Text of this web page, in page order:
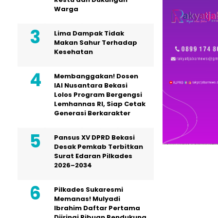
Warga
Lima Dampak Tidak
Makan Sahur Terhadap
Kesehatan
Membanggakan! Dosen
IAI Nusantara Bekasi
Lolos Program Bergengsi
Lemhannas RI, Siap Cetak
Generasi Berkarakter
Pansus XV DPRD Bekasi
Desak Pemkab Terbitkan
Surat Edaran Pilkades
2026–2034
Pilkades Sukaresmi
Memanas! Mulyadi
Ibrahim Daftar Pertama